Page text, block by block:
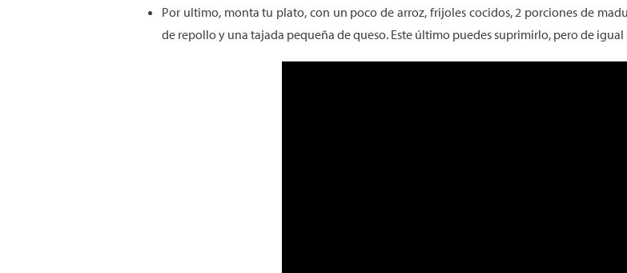
Por ultimo, monta tu plato, con un poco de arroz, frijoles cocidos, 2 porciones de
de repollo y una tajada pequeña de queso. Este último puedes suprimirlo, pero de